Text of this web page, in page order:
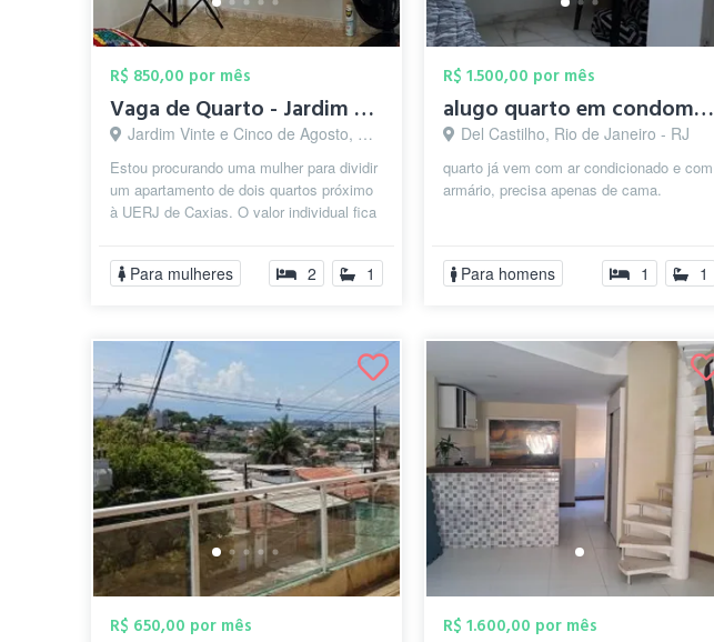
R$ 850,00 por mês
Vaga de Quarto - Jardim Vinte e Cinco de...
Jardim Vinte e Cinco de Agosto, Duque de Caxias - RJ
Estou procurando uma mulher para dividir
um apartamento de dois quartos próximo
à UERJ de Caxias. O valor individual fica
Para mulheres 2 1
R$ 1.500,00 por mês
alugo quarto em condominio
Del Castilho, Rio de Janeiro - RJ
quarto já vem com ar condicionado e com
armário, precisa apenas de cama.
Para homens 1 1
R$ 650,00 por mês R$ 1.600,00 por mês